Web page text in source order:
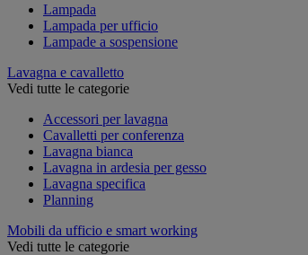
Lampada
Lampada per ufficio
Lampade a sospensione
Lavagna e cavalletto
Vedi tutte le categorie
Accessori per lavagna
Cavalletti per conferenza
Lavagna bianca
Lavagna in ardesia per gesso
Lavagna specifica
Planning
Mobili da ufficio e smart working
Vedi tutte le categorie